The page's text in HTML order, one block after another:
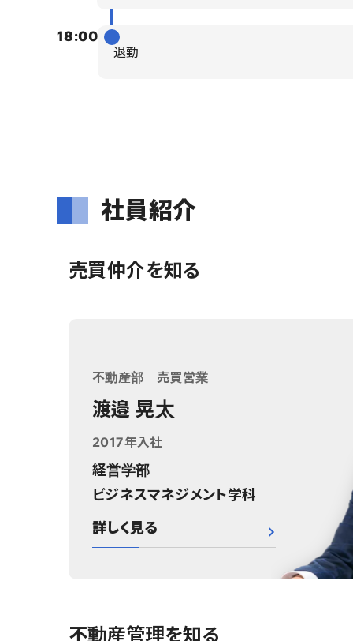
18:00
退勤
社員紹介
売買仲介を知る
不動産部 売買営業
渡邉 晃太
2017年入社
経営学部
ビジネスマネジメント学科
詳しく見る
不動産管理を知る